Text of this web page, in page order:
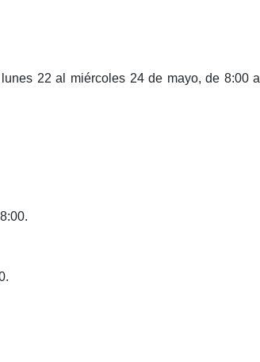
22 al miércoles 24 de mayo, de 8:00 a